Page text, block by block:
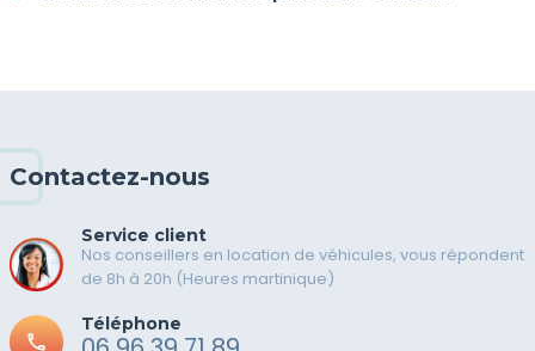
Contactez-nous
Service client
Nos conseillers en location de véhicules, vous répondent
de 8h à 20h (Heures martinique)
call
Téléphone